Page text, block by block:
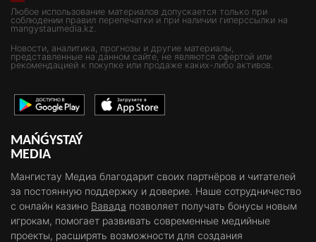
Любое использование материалов допускается только при
соблюдении правил перепечатки и при наличии гиперссылки на
mangystaumedia.kz.
Новости, аналитика, прогнозы и другие материалы,
представленные на данном сайте, не являются офертой или
рекомендацией к покупке или продаже каких-либо активов.
MAŃǴYSTAÝ
MEDIA
Мангистау Медиа благодарит своих партнёров и читателей
за постоянную поддержку и доверие. Наше сотрудничество
с онлайн казино Вавада позволяет получать бонусы новым
игрокам, помогает развивать современные медийные
проекты, расширять возможности для создания